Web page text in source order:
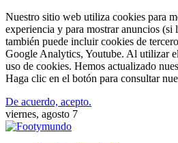
Nuestro sitio web utiliza cookies para
experiencia y para mostrar anuncios
también puede incluir cookies de
Google Analytics, Youtube. Al utilizar
uso de cookies. Hemos actualizado
Haga clic en el botón para consultar
De acuerdo, acepto.
viernes, agosto 7